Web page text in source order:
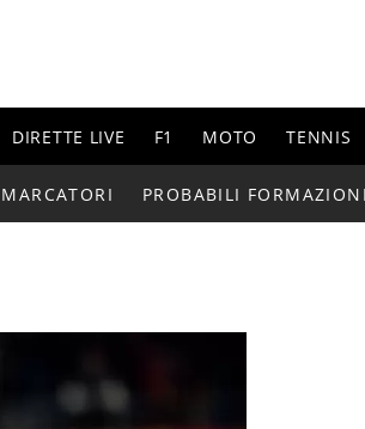
DIRETTE LIVE F1 MOTO TENNIS
MARCATORI PROBABILI FORMAZIONI